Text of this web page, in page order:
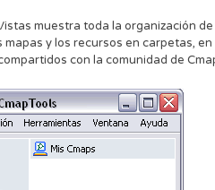
muestra toda la organización
mapas y los recursos en carpetas,
con la comunidad de